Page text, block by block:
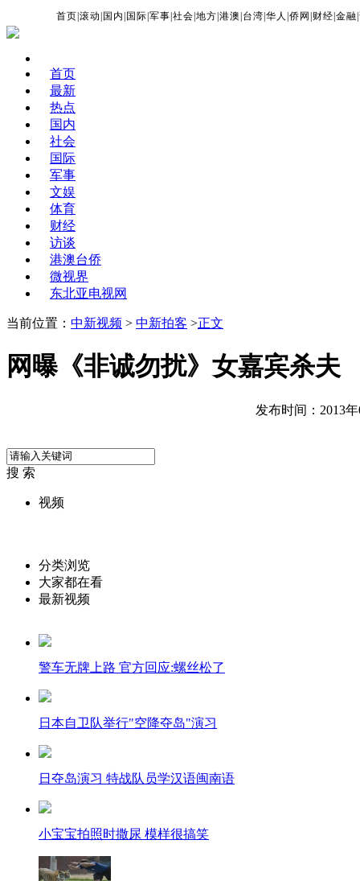
首页 |滚动 国内 国际 |军事 |社会 |地方 |港澳 台湾 |华人 |侨网 财经 |金融 |
首页
最新
热点
国内
社会
国际
军事
文娱
体育
财经
访谈
港澳台侨
微视界
东北亚电视网
当前位置： 中新视频 > 中新拍客 >正文
网曝《非诚勿扰》女嘉宾杀夫
发布时间：2013
搜 索
视频
分类浏览
大家都在看
最新视频
警车无牌上路 官方回应:螺丝松了
日本自卫队举行"空降夺岛"演习
日夺岛演习 特战队员学汉语闽南语
小宝宝拍照时撒尿 模样很搞笑